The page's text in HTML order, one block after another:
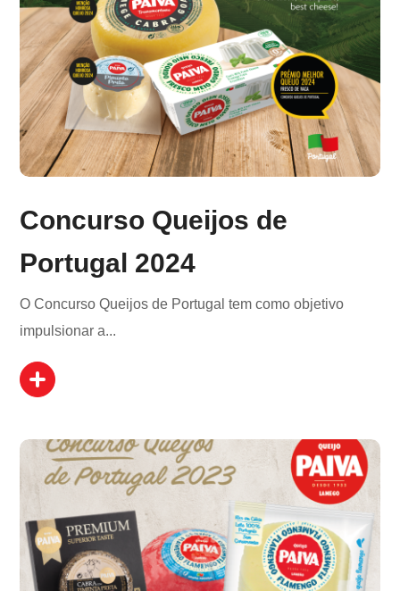
Concurso Queijos de
Portugal 2024
O Concurso Queijos de Portugal tem como objetivo
impulsionar a...